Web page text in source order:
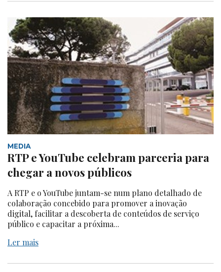
MEDIA
RTP e YouTube celebram parceria para
chegar a novos públicos
A RTP e o YouTube juntam-se num plano detalhado de
colaboração concebido para promover a inovação
digital, facilitar a descoberta de conteúdos de serviço
público e capacitar a próxima...
Ler mais